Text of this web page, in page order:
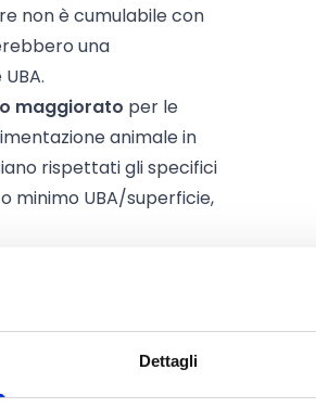
Dettagli
non è cumulabile con
una
maggiorato per le
animale in
rispettati gli specifici
minimo UBA/superficie,
imprenditori agricoli
aziende agricole.